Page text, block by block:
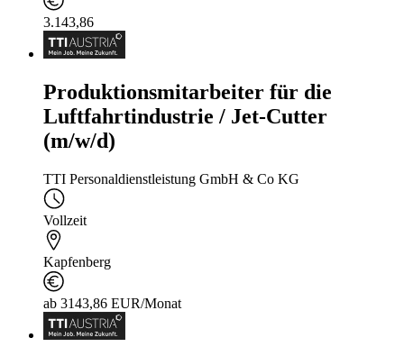
3.143,86
Produktionsmitarbeiter für die
Luftfahrtindustrie / Jet-Cutter
(m/w/d)
TTI Personaldienstleistung GmbH & Co KG
Vollzeit
Kapfenberg
ab 3143,86 EUR/Monat